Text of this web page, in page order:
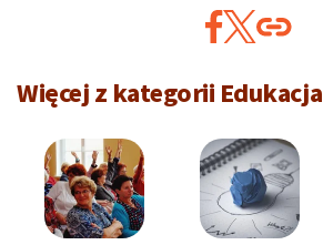
Więcej z kategorii Edukacja